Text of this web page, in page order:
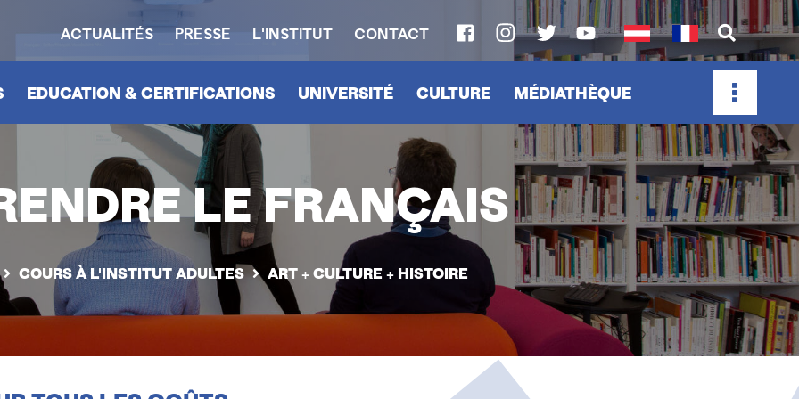
SOCIAL
LINKS
ACTUALITÉS PRESSE L'INSTITUT CONTACT
EDUCATION & CERTIFICATIONS UNIVERSITÉ CULTURE MÉDIATHÈQUE
LE FRANÇAIS
COURS À L'INSTITUT ADULTES ART + CULTURE + HISTOIRE